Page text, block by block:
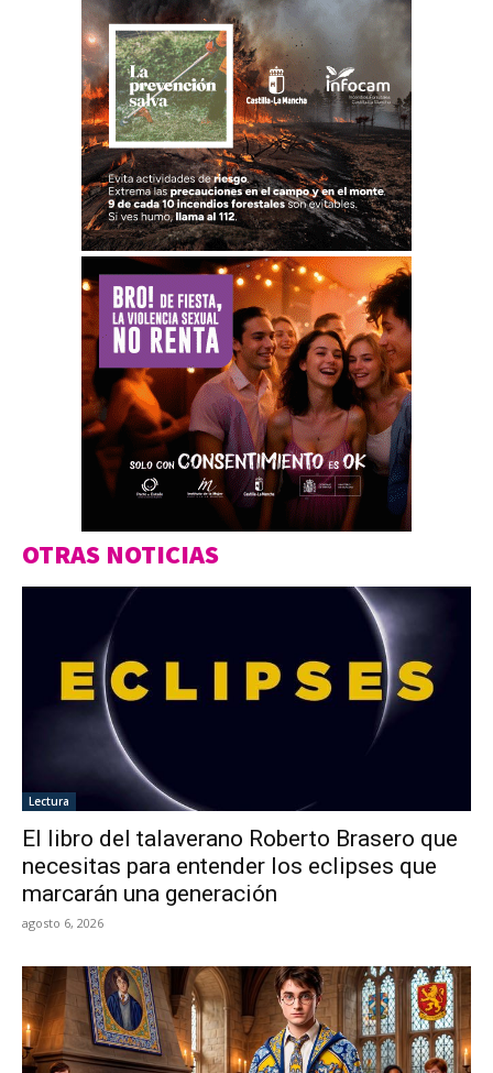
OTRAS NOTICIAS
Lectura
El libro del talaverano Roberto Brasero que
necesitas para entender los eclipses que
marcarán una generación
agosto 6, 2026